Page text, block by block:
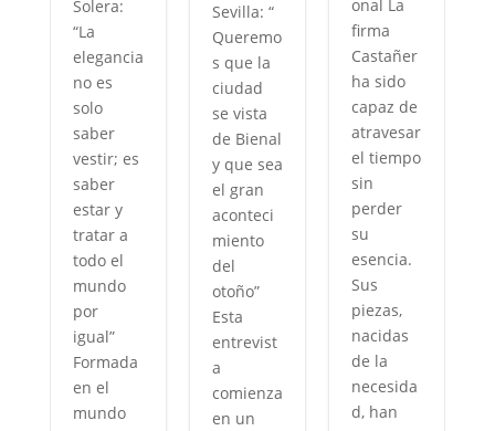
Solera:
“La
elegancia
no es
solo
saber
vestir; es
saber
estar y
tratar a
todo el
mundo
por
igual”
Formada
en el
mundo
Sevilla: “
Queremo
s que la
ciudad
se vista
de Bienal
y que sea
el gran
aconteci
miento
del
otoño”
Esta
entrevist
a
comienza
en un
onal La
firma
Castañer
ha sido
capaz de
atravesar
el tiempo
sin
perder
su
esencia.
Sus
piezas,
nacidas
de la
necesida
d, han